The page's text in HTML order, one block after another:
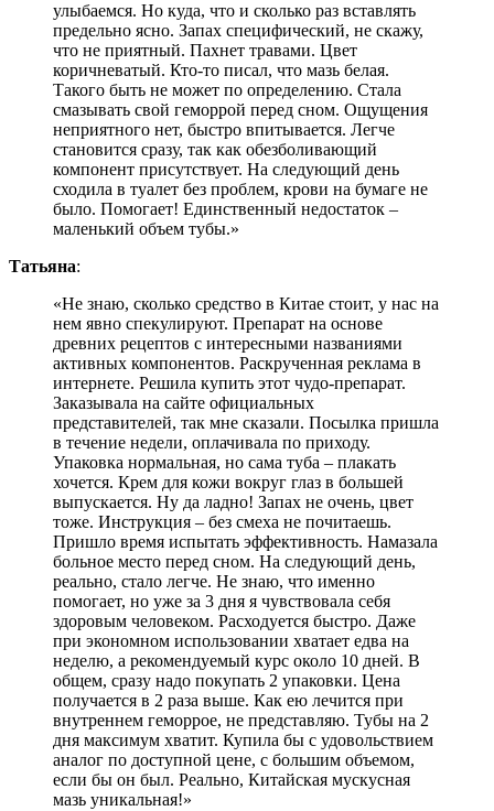
улыбаемся. Но куда, что и сколько раз вставлять
предельно ясно. Запах специфический, не скажу,
что не приятный. Пахнет травами. Цвет
коричневатый. Кто-то писал, что мазь белая.
Такого быть не может по определению. Стала
смазывать свой геморрой перед сном. Ощущения
неприятного нет, быстро впитывается. Легче
становится сразу, так как обезболивающий
компонент присутствует. На следующий день
сходила в туалет без проблем, крови на бумаге не
было. Помогает! Единственный недостаток –
маленький объем тубы.»
Татьяна:
«Не знаю, сколько средство в Китае стоит, у нас на
нем явно спекулируют. Препарат на основе
древних рецептов с интересными названиями
активных компонентов. Раскрученная реклама в
интернете. Решила купить этот чудо-препарат.
Заказывала на сайте официальных
представителей, так мне сказали. Посылка пришла
в течение недели, оплачивала по приходу.
Упаковка нормальная, но сама туба – плакать
хочется. Крем для кожи вокруг глаз в большей
выпускается. Ну да ладно! Запах не очень, цвет
тоже. Инструкция – без смеха не почитаешь.
Пришло время испытать эффективность. Намазала
больное место перед сном. На следующий день,
реально, стало легче. Не знаю, что именно
помогает, но уже за 3 дня я чувствовала себя
здоровым человеком. Расходуется быстро. Даже
при экономном использовании хватает едва на
неделю, а рекомендуемый курс около 10 дней. В
общем, сразу надо покупать 2 упаковки. Цена
получается в 2 раза выше. Как ею лечится при
внутреннем геморрое, не представляю. Тубы на 2
дня максимум хватит. Купила бы с удовольствием
аналог по доступной цене, с большим объемом,
если бы он был. Реально, Китайская мускусная
мазь уникальная!»